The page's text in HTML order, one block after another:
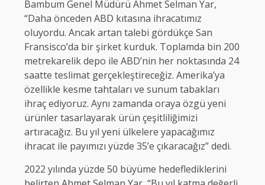
Bambum Genel Müdürü Ahmet Selman Yar,
“Daha önceden ABD kıtasına ihracatımız
oluyordu. Ancak artan talebi gördükçe San
Fransisco’da bir şirket kurduk. Toplamda bin 200
metrekarelik depo ile ABD’nin her noktasında 24
saatte teslimat gerçekleştireceğiz. Amerika’ya
özellikle kesme tahtaları ve sunum tabakları
ihraç ediyoruz. Aynı zamanda oraya özgü yeni
ürünler tasarlayarak ürün çeşitliliğimizi
artıracağız. Bu yıl yeni ülkelere yapacağımız
ihracat ile payımızı yüzde 35’e çıkaracağız” dedi.
2022 yılında yüzde 50 büyüme hedeflediklerini